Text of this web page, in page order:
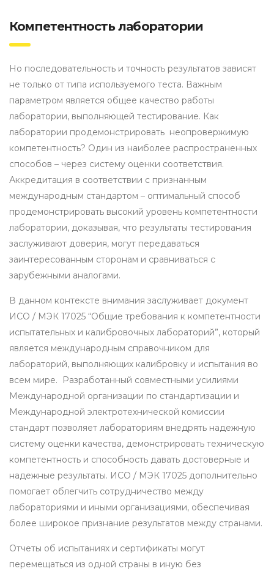
Компетентность лаборатории
Но последовательность и точность результатов зависят
не только от типа используемого теста. Важным
параметром является общее качество работы
лаборатории, выполняющей тестирование. Как
лаборатории продемонстрировать неопровержимую
компетентность? Один из наиболее распространенных
способов – через систему оценки соответствия.
Аккредитация в соответствии с признанным
международным стандартом – оптимальный способ
продемонстрировать высокий уровень компетентности
лаборатории, доказывая, что результаты тестирования
заслуживают доверия, могут передаваться
заинтересованным сторонам и сравниваться с
зарубежными аналогами.
В данном контексте внимания заслуживает документ
ИСО / МЭК 17025 “Общие требования к компетентности
испытательных и калибровочных лабораторий”, который
является международным справочником для
лабораторий, выполняющих калибровку и испытания во
всем мире. Разработанный совместными усилиями
Международной организации по стандартизации и
Международной электротехнической комиссии
стандарт позволяет лабораториям внедрять надежную
систему оценки качества, демонстрировать техническую
компетентность и способность давать достоверные и
надежные результаты. ИСО / МЭК 17025 дополнительно
помогает облегчить сотрудничество между
лабораториями и иными организациями, обеспечивая
более широкое признание результатов между странами.
Отчеты об испытаниях и сертификаты могут
перемещаться из одной страны в иную без